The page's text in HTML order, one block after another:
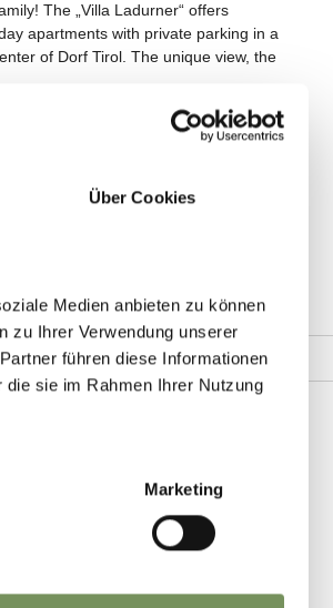
Über Cookies
Medien anbieten zu können
zu Ihrer Verwendung unserer
führen diese Informationen
sie im Rahmen Ihrer Nutzung
Marketing